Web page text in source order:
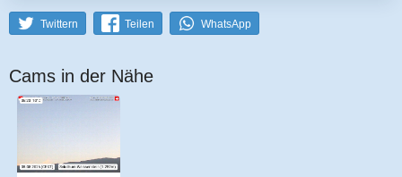
Twittern Teilen WhatsApp
Cams in der Nähe